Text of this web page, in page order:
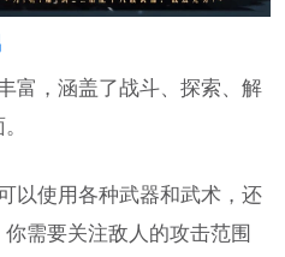
富，涵盖了战斗、探索、解
以使用各种武器和武术，还
需要关注敌人的攻击范围